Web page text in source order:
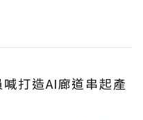
打造AI廊道串起產